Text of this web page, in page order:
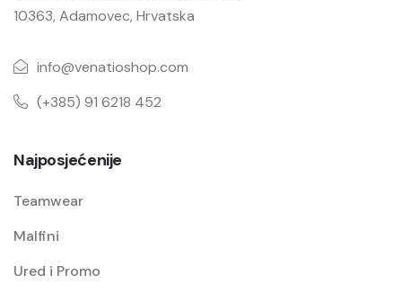
10363, Adamovec, Hrvatska
info@venatioshop.com
(+385) 91 6218 452
Najposjećenije
Teamwear
Malfini
Ured i Promo